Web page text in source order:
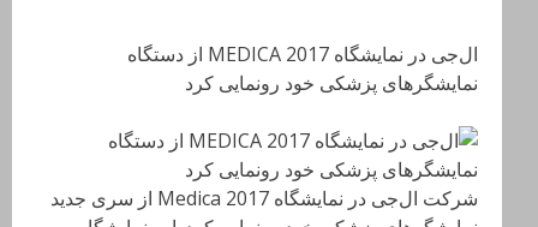
ال‌جی در نمایشگاه MEDICA 2017 از دستگاه
نمایشگرهای پزشکی خود رونمایی کرد
شرکت ال‌جی در نمایشگاه Medica 2017 از سری جدید